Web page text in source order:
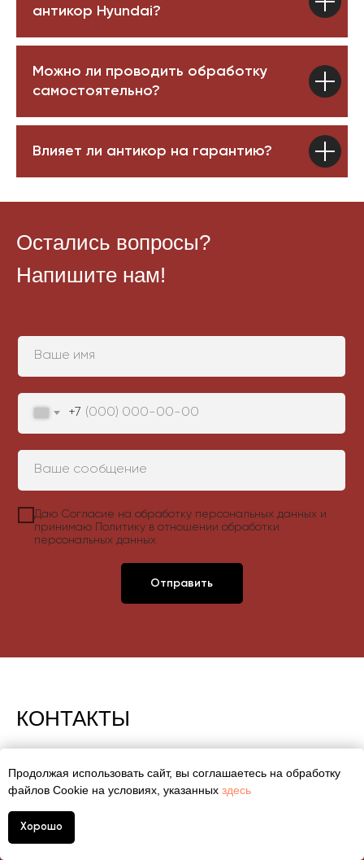
антикор Hyundai?
Можно ли проводить обработку
самостоятельно?
Влияет ли антикор на гарантию?
Остались вопросы?
Напишите нам!
+7
Даю Согласие на обработку персональных данных и
принимаю
Политику в отношении обработки
персональных данных
Отправить
КОНТАКТЫ
+7 (4922) 601-403
г. Владимир, ул. Ново-Ямская 79
Продолжая использовать сайт, вы соглашаетесь на обработку
файлов Cookie на условиях, указанных здесь
Хорошо